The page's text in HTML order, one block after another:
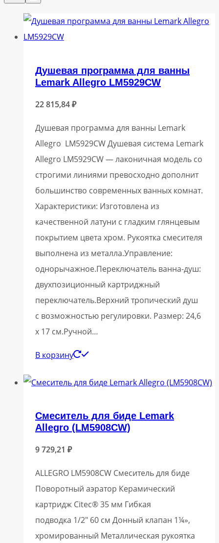
Душевая программа для ванны
Lemark Allegro LM5929CW
22 815,84₽
Душевая программа для ванны Lemark
Allegro LM5929CW Душевая система Lemark
Allegro LM5929CW — лаконичная модель со
строгими линиями превосходно дополнит
большинство современных ванных комнат.
Характеристики: Изготовлена из
качественной латуни с гладким глянцевым
покрытием цвета хром. Рукоятка смесителя
выполнена из металла.Управление:
однорычажное.Переключатель ванна-душ:
двухпозиционный картриджный
переключатель.Верхний тропический душ
с возможностью регулировки. Размер: 24,6
x 17 см.Ручной…
В корзину
Смеситель для биде Lemark
Allegro (LM5908CW)
9 729,21 ₽
ALLEGRO LM5908CW Смеситель для биде
Поворотный аэратор Керамический
картридж Citec® 35 мм Гибкая
подводка 1/2″ 60 см Донный клапан 1¼»,
хромированный Металлическая рукоятка